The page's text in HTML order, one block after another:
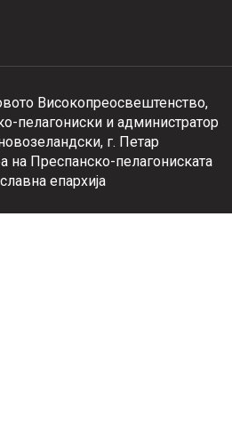
Високопреосвештенство,
пелагониски и администратор
г. Петар
Преспанско-пелагониската
епархија